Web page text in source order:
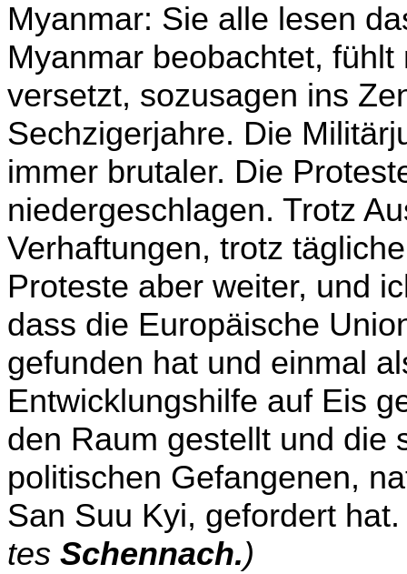
Myanmar: Sie alle lesen
Myanmar beobachtet,
versetzt, sozusagen ins
Sech­zigerjahre. Die
immer brutaler. Die
niedergeschlagen. Trotz
Verhaftungen, trotz
Proteste aber weiter, und
dass die Europäische
gefunden hat und einmal
Entwicklungshilfe auf Eis
den Raum gestellt und die
politischen Gefangenen,
San Suu Kyi, gefordert
tes Schennach.)